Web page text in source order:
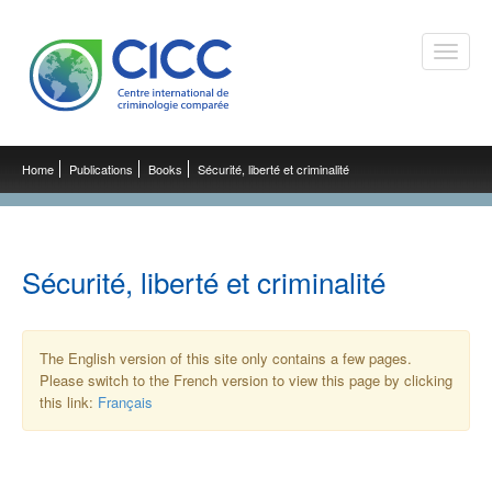
Toggle
Home Publications Books Sécurité, liberté et criminalité
Sécurité, liberté et criminalité
The English version of this site only contains a few pages.
Please switch to the French version to view this page by clicking
this link: Français